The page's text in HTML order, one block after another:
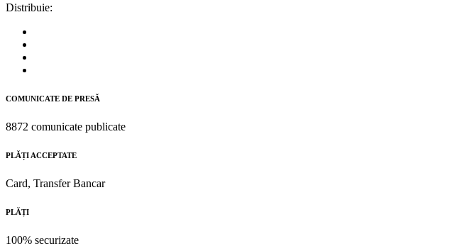
Distribuie:
COMUNICATE DE PRESĂ
8872 comunicate publicate
PLĂȚI ACCEPTATE
Card, Transfer Bancar
PLĂȚI
100% securizate